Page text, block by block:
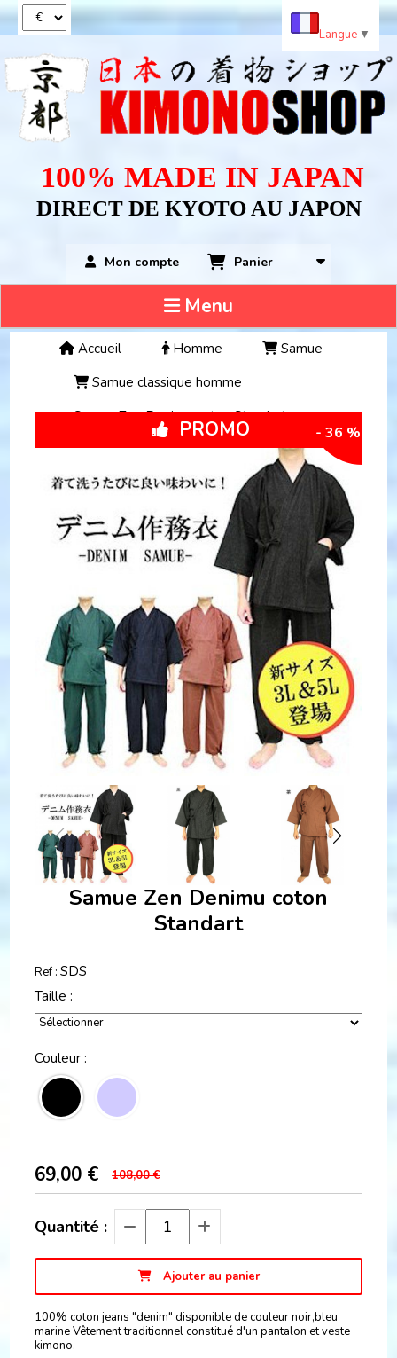
100% MADE IN JAPAN
DIRECT DE KYOTO AU JAPON
Mon compte Panier
Menu
Accueil Homme
Samue
Samue classique homme
Samue Zen Denimu coton Standart
PROMO
Samue Zen Denimu coton
Standart
Ref : SDS
Taille :
Couleur :
- 36 %
69,00 € 108,00 €
Quantité :
Ajouter au panier
100% coton jeans "denim" disponible de couleur noir,bleu
marine Vêtement traditionnel constitué d'un pantalon et veste
kimono.
Langue ▼
Panneau de gestion des cookies